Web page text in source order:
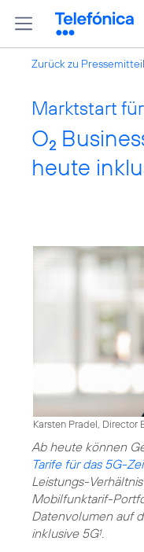
Zurück zu
Marktstart
O2
heute
Karsten Pradel, Director
Ab heute können
Tarife für das 5G-
Leistungs-
Mobilfunktarif-
Datenvolumen auf
inklusive 5G1.